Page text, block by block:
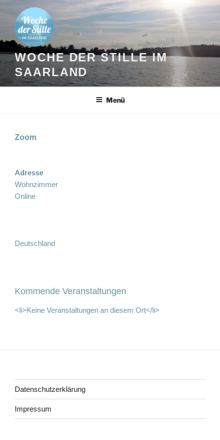
Inhalt
springen
WOCHE DER STILLE IM
SAARLAND
Menü
Zoom
Adresse
Wohnzimmer
Online
Deutschland
Kommende Veranstaltungen
<li>Keine Veranstaltungen an diesem Ort</li>
Datenschutzerklärung
Impressum